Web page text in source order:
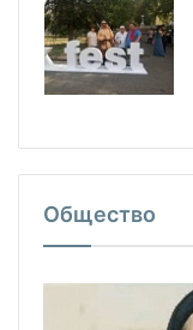
Общество